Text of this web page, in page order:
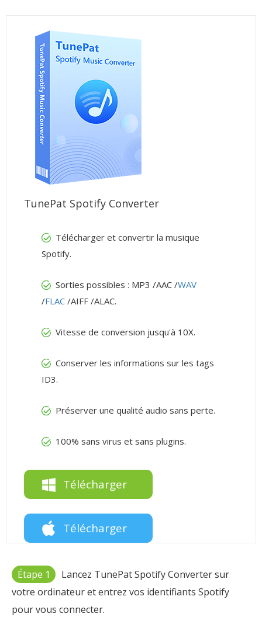
TunePat Spotify Converter
Télécharger et convertir la musique
Spotify.
Sorties possibles : MP3 /AAC /WAV
/FLAC /AIFF /ALAC.
Vitesse de conversion jusqu'à 10X.
Conserver les informations sur les tags
ID3.
Préserver une qualité audio sans perte.
100% sans virus et sans plugins.
Télécharger
Télécharger
Étape 1
Lancez TunePat Spotify Converter sur
votre ordinateur et entrez vos identifiants Spotify
pour vous connecter.